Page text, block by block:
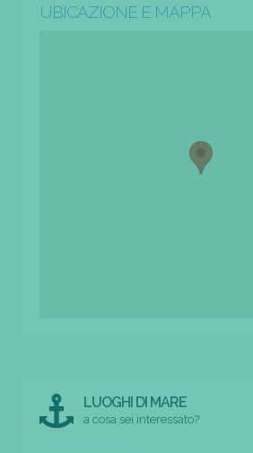
UBICAZIONE E MAPPA
LUOGHI DI MARE
a cosa sei interessato?